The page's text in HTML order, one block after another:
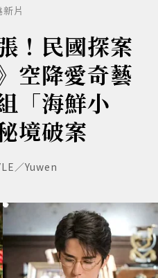
片
！民國探案
空降愛奇藝
「海鮮小
境破案
／Yuwen